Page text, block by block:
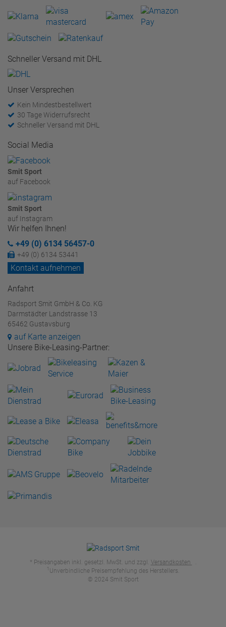
Schneller Versand mit DHL
Unser Versprechen
Kein Mindestbestellwert
30 Tage Widerrufsrecht
Schneller Versand mit DHL
Social Media
Smit Sport
auf Facebook
Smit Sport
auf Instagram
Wir helfen Ihnen!
+49 (0) 6134 56457-0
+49 (0) 6134 53441
Kontakt aufnehmen
Anfahrt
Radsport Smit GmbH & Co. KG
Darmstädter Landstrasse 13
65462 Gustavsburg
auf Karte anzeigen
Unsere Bike-Leasing-Partner:
* Preisangaben inkl. gesetzl. MwSt. und zzgl. Versandkosten .
1 Unverbindliche Preisempfehlung des Herstellers.
© 2024 Smit Sport